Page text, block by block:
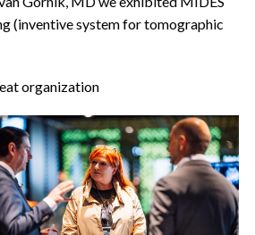
(inventive system for tomographic
organization